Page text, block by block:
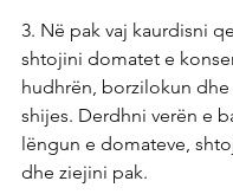
3. Në pak vaj kaurdisni
shtojini domatet e
hudhrën, borzilokun dhe
shijes. Derdhni verën e
lëngun e domateve,
dhe ziejini pak.